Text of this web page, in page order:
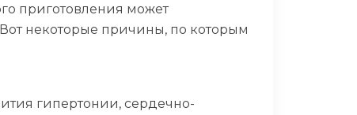
приготовления может
некоторые причины, по которым
гипертонии, сердечно-